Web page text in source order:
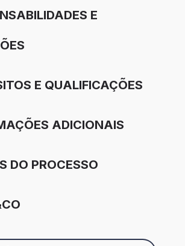
E
E QUALIFICAÇÕES
ADICIONAIS
DO PROCESSO